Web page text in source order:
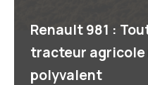
Renault 981 :
tracteur
polyvalent